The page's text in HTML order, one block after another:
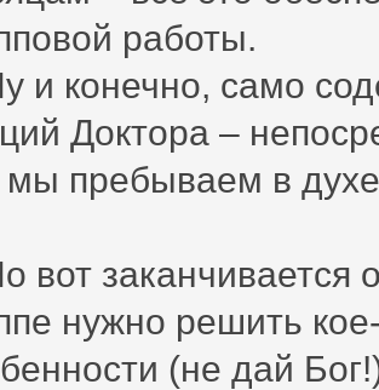
работы.
и конечно, само
Доктора –
мы пребываем в
вот заканчивается
нужно решить
(не дай